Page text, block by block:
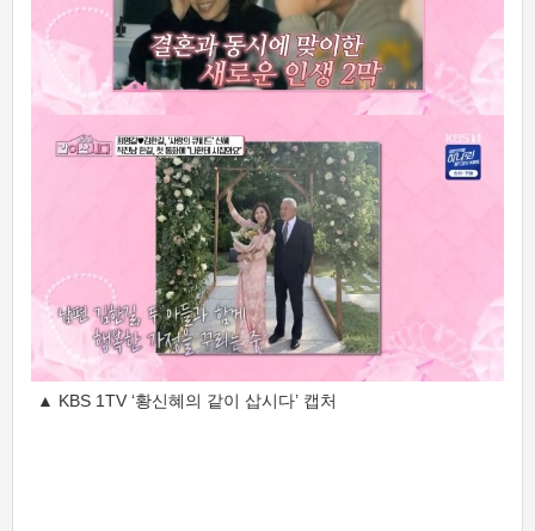
▲ KBS 1TV ‘황신혜의 같이 삽시다’ 캡처